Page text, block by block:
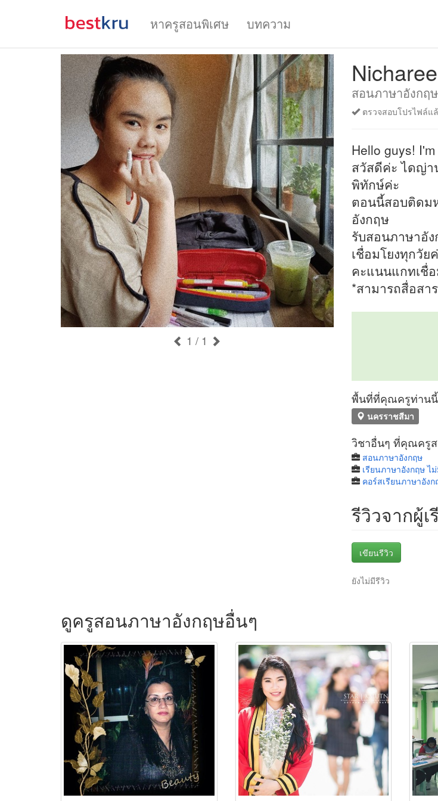
หาครูสอนพิเศษ บทความ
1 / 1
สอนภาษาอังกฤษ
ตรวจสอบโปรไฟล์แ
Hello guys!
สวัสดีค่ะ ไดญ่า
พิทักษ์ค่ะ
ตอนนี้สอบติดม
อังกฤษ
รับสอนภาษาอั
เชื่อมโยงทุกวัย
คะแนนแกทเชื่อ
*สามารถสื่อสา
พื้นที่ที่คุณครูท่าน
นครราชสีมา
วิชาอื่นๆ ที่คุณครู
สอนภาษาอังกฤษ
เรียนภาษาอังกฤษ ไ
คอร์สเรียนภาษาอัง
รีวิวจากผู้เ
เขียนรีวิว
ยังไม่มีรีวิว
ดูครูสอนภาษาอังกฤษอื่นๆ